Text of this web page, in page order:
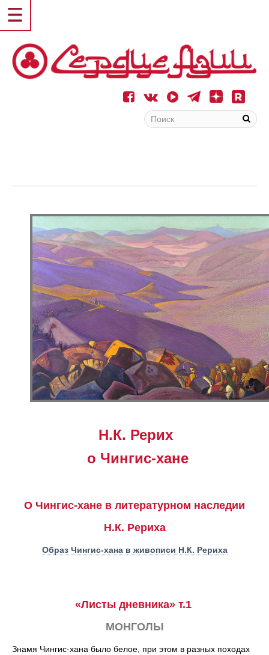
Н.К. Рерих
о Чингис-хане
О Чингис-хане в литературном наследии
Н.К. Рериха
Образ Чингиc-хана в живописи Н.К. Рериха
«Листы дневника» т.1
МОНГОЛЫ
Знамя Чингис-хана было белое, при этом в разных походах